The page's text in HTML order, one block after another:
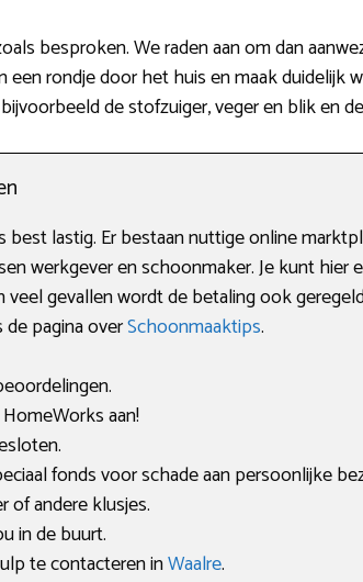
besproken. We raden aan om dan
rondje door het huis en maak duidelijk
de stofzuiger, veger en blik en
lastig. Er bestaan nuttige online
werkgever en schoonmaker. Je kunt hier
gevallen wordt de betaling ook
pagina overSchoonmaaktips.
aan!
fonds voor schade aan persoonlijke
of andere klusjes.
in de buurt.
te contacteren inWaalre.